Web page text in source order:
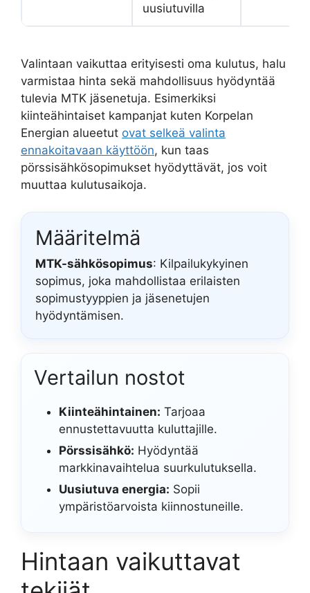
uusiutuvilla
Valintaan vaikuttaa erityisesti oma kulutus, halu
varmistaa hinta sekä mahdollisuus hyödyntää
tulevia MTK jäsenetuja. Esimerkiksi
kiinteähintaiset kampanjat kuten Korpelan
Energian alueetut ovat selkeä valinta
ennakoitavaan käyttöön, kun taas
pörssisähkösopimukset hyödyttävät, jos voit
muuttaa kulutusaikoja.
Määritelmä
MTK-sähkösopimus: Kilpailukykyinen
sopimus, joka mahdollistaa erilaisten
sopimustyyppien ja jäsenetujen
hyödyntämisen.
Vertailun nostot
Kiinteähintainen: Tarjoaa
ennustettavuutta kuluttajille.
Pörssisähkö: Hyödyntää
markkinavaihtelua suurkulutuksella.
Uusiutuva energia: Sopii
ympäristöarvoista kiinnostuneille.
Hintaan vaikuttavat